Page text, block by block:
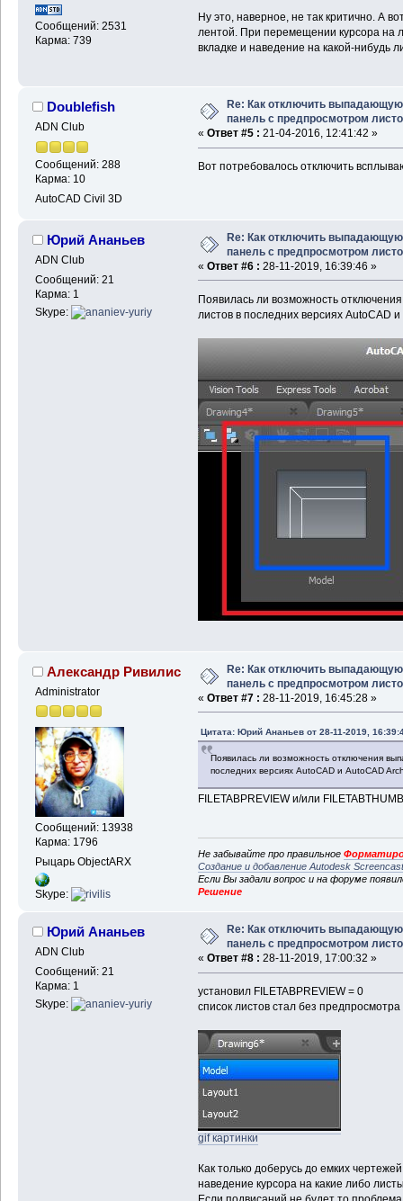
Сообщений: 2531
Карма: 739
Ну это, наверное, не так критично. А
лентой. При перемещении курсора на
вкладке и наведение на какой-нибудь
Doublefish
ADN Club
Сообщений: 288
Карма: 10
AutoCAD Civil 3D
Re: Как отключить выпадающую
панель с предпросмотром
« Ответ #5 : 21-04-2016, 12:41:42 »
Вот потребовалось отключить
Юрий Ананьев
ADN Club
Сообщений: 21
Карма: 1
Skype:
Re: Как отключить выпадающую
панель с предпросмотром
« Ответ #6 : 28-11-2019, 16:39:46 »
Появилась ли возможность
листов в последних версиях AutoCAD
Александр Ривилис
Administrator
Сообщений: 13938
Карма: 1796
Рыцарь ObjectARX
Skype:
Re: Как отключить выпадающую
панель с предпросмотром
« Ответ #7 : 28-11-2019, 16:45:28 »
Цитата: Юрий Ананьев от 28-11-2019,
Появилась ли возможность отключения
последних версиях AutoCAD и AutoCAD
FILETABPREVIEW и/или
Не забывайте про правильное
Создание и добавление Autodesk
Если Вы задали вопрос и на форуме
Решение
Юрий Ананьев
ADN Club
Сообщений: 21
Карма: 1
Skype:
Re: Как отключить выпадающую
панель с предпросмотром
« Ответ #8 : 28-11-2019, 17:00:32 »
установил FILETABPREVIEW = 0
список листов стал без предпросмотра
gif картинки
Как только доберусь до емких
наведение курсора на какие либо